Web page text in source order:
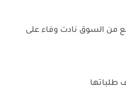
من السوق نادت وفاء على